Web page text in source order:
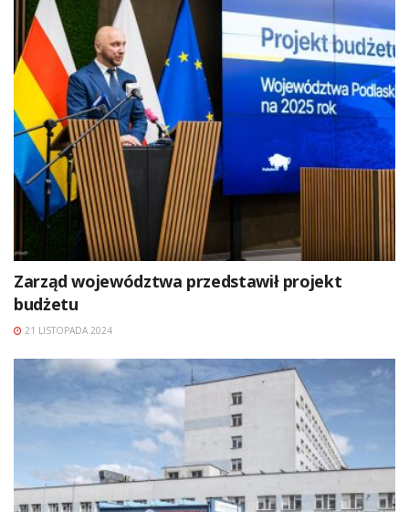
Zarząd województwa przedstawił projekt
budżetu
21 LISTOPADA 2024